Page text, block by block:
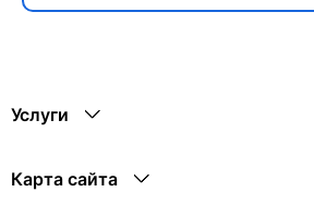
Услуги
Карта сайта